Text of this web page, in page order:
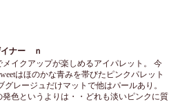
ナー ｎ
メイクアップが楽しめるアイパレット。 今
はほのかな青みを帯びたピンクパレット
グレージュだけマットで他はパールあり。
色というよりは・・どれも淡いピンクに質